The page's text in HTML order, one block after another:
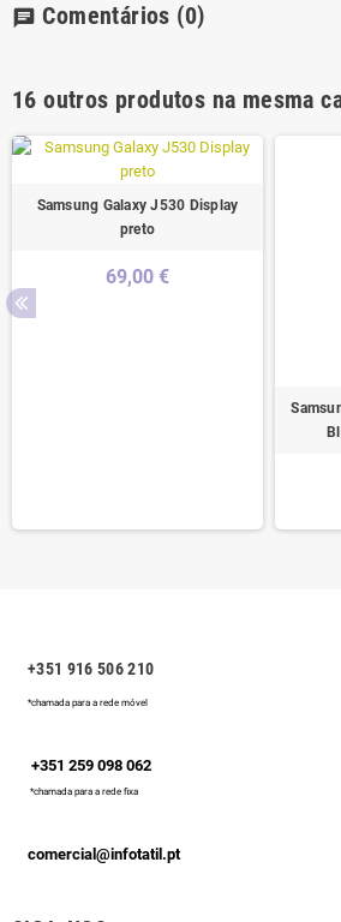
chat Comentários (0)
16 outros produtos na mesma
Samsung Galaxy J530 Display
preto
69,00 €
+351 916 506 210
*chamada para a rede móvel
+351 259 098 062
*chamada para a rede fixa
comercial@infotatil.pt